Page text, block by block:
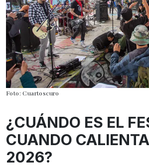
Foto: Cuartoscuro
¿CUÁNDO ES EL
CUANDO
2026?